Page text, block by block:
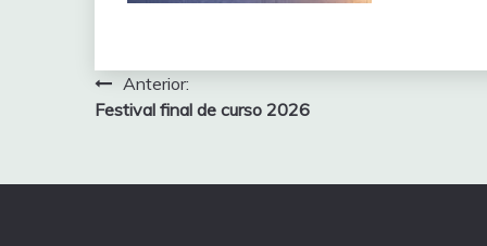
Navegación
de
Anterior:
Festival final de curso 2026